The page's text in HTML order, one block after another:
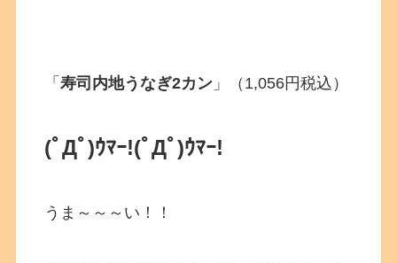
「寿司内地うなぎ2カン 」（1,056円税込）
(ﾟДﾟ)ｳﾏｰ!(ﾟДﾟ)ｳﾏｰ!
うま～～～い！！